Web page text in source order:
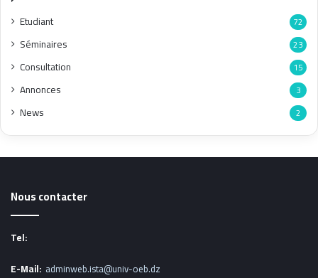
Etudiant 72
Séminaires 23
Consultation 15
Annonces 3
News 2
Nous contacter
Tel:
E-Mail: adminweb.ista@univ-oeb.dz